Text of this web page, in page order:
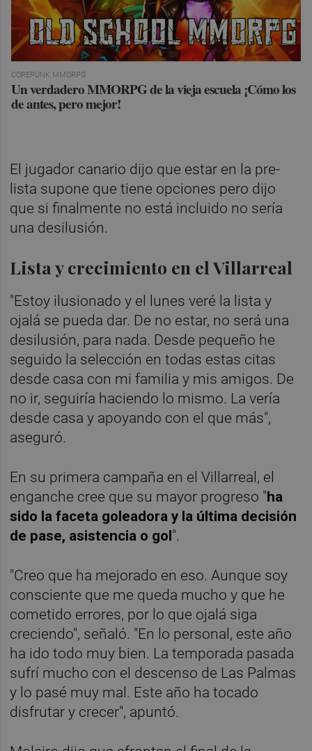
COREPUNK MMORPG
Un verdadero MMORPG de la vieja escuela ¡Cómo los
de antes, pero mejor!
El jugador canario dijo que estar en la pre-
lista supone que tiene opciones pero dijo
que si finalmente no está incluido no sería
una desilusión.
Lista y crecimiento en el Villarreal
"Estoy ilusionado y el lunes veré la lista y
ojalá se pueda dar. De no estar, no será una
desilusión, para nada. Desde pequeño he
seguido la selección en todas estas citas
desde casa con mi familia y mis amigos. De
no ir, seguiría haciendo lo mismo. La vería
desde casa y apoyando con el que más",
aseguró.
En su primera campaña en el Villarreal, el
enganche cree que su mayor progreso "ha
sido la faceta goleadora y la última decisión
de pase, asistencia o gol".
"Creo que ha mejorado en eso. Aunque soy
consciente que me queda mucho y que he
cometido errores, por lo que ojalá siga
creciendo", señaló. "En lo personal, este año
ha ido todo muy bien. La temporada pasada
sufrí mucho con el descenso de Las Palmas
y lo pasé muy mal. Este año ha tocado
disfrutar y crecer", apuntó.